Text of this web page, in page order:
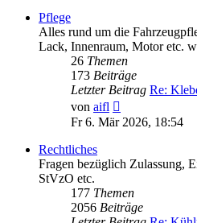
Pflege
Alles rund um die
Lack, Innenraum, Motor etc.
26 Themen
173 Beiträge
Letzter Beitrag Re:
von aifl
Beitrag
Fr 6. Mär 2026, 18:54
Rechtliches
Fragen bezüglich Zulassung,
StVzO etc.
177 Themen
2056 Beiträge